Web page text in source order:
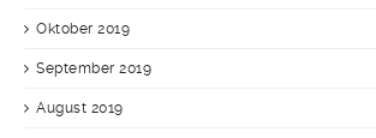
Oktober 2019
September 2019
August 2019